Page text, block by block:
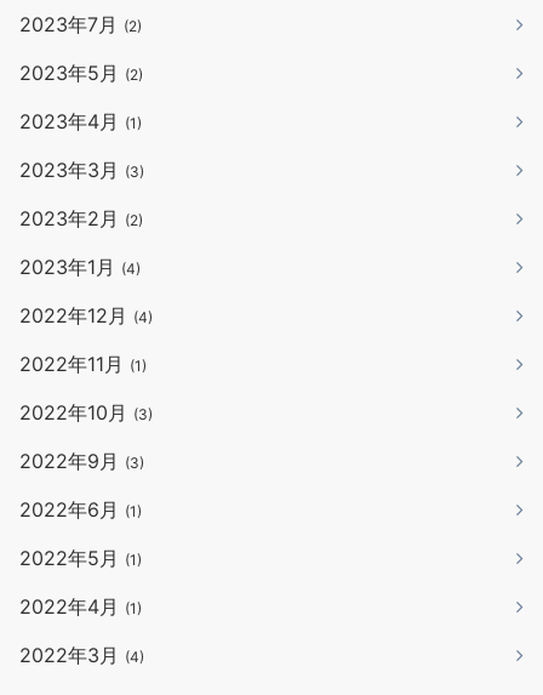
2023年7月 (2)
2023年5月 (2)
2023年4月 (1)
2023年3月 (3)
2023年2月 (2)
2023年1月 (4)
2022年12月 (4)
2022年11月 (1)
2022年10月 (3)
2022年9月 (3)
2022年6月 (1)
2022年5月 (1)
2022年4月 (1)
2022年3月 (4)